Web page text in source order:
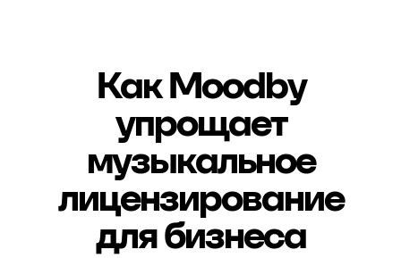
Как Moodby
упрощает
музыкальное
лицензирование
для бизнеса